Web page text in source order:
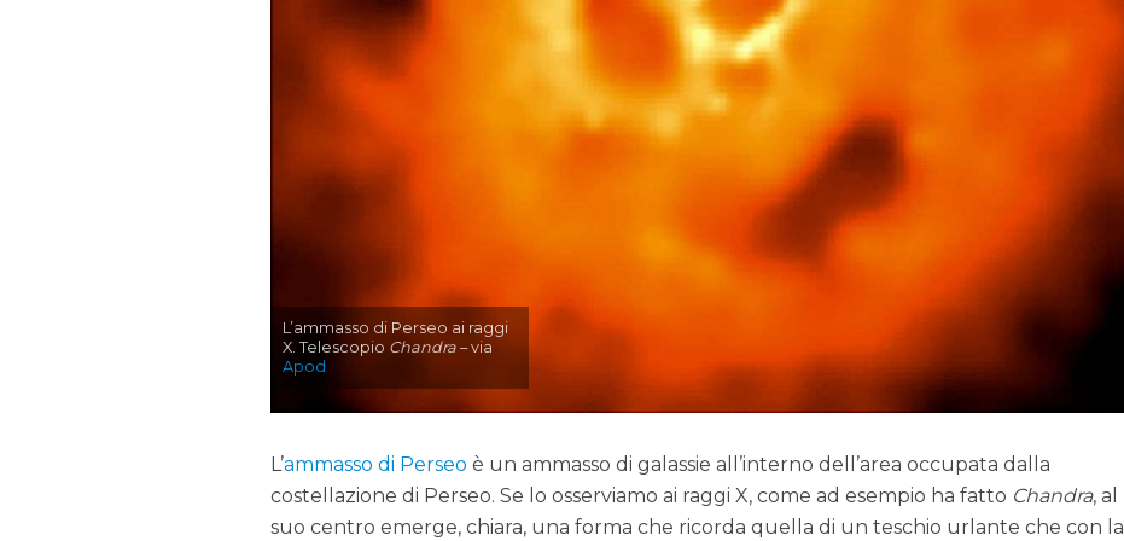
L’ammasso di Perseo ai raggi
X. Telescopio Chandra – via
Apod
L’ammasso di Perseo è un ammasso di galassie all’interno dell’area occupata dalla
costellazione di Perseo. Se lo osserviamo ai raggi X, come ad esempio ha fatto Chandra, al
suo centro emerge, chiara, una forma che ricorda quella di un teschio urlante che con la